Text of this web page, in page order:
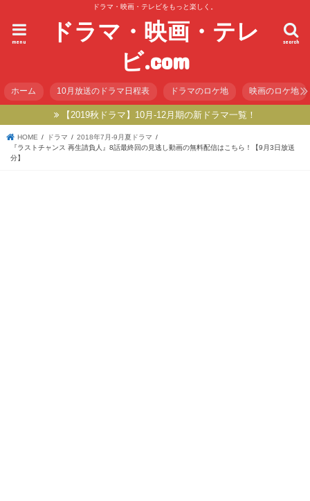
ドラマ・映画・テレビをもっと楽しく。
ドラマ・映画・テレ
ビ.com
search
menu
ホーム 10月放送のドラマ日程表 ドラマのロケ地 映画のロケ地
【2019秋ドラマ】10月-12月期の新ドラマ一覧！
HOME ドラマ
2018年7月-9月夏ドラマ
『ラストチャンス 再生請負人』8話最終回の見逃し動画の無料配信はこちら！【9月3日放送
分】